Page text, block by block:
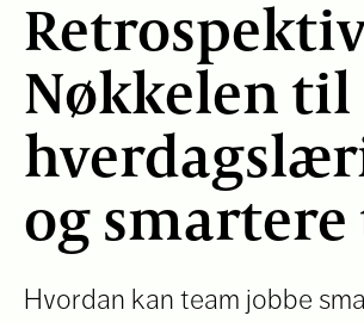
Nøkkelen til
og smartere
Hvordan kan team jobbe